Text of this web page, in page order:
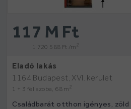
117 M Ft
1 720 588 Ft /m 2
Eladó lakás
1164 Budapest, XVI. kerület
1 + 3 fél szoba, 68 m2
Családbarát otthon igényes, zöld